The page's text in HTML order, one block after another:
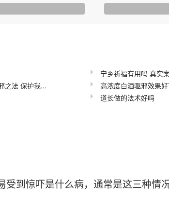
宁乡祈福有用吗 真实
之法 保护我...
高浓度白酒驱邪效果
道长做的法术好吗
受到惊吓是什么病，通常是这三种情